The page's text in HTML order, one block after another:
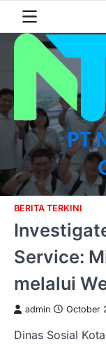
content
PT
BERITA TERKINI
Service:
melalui
admin October
Dinas Sosial